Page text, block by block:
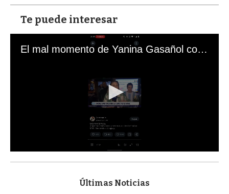
Te puede interesar
El mal momento de Yanina Gasañol con un hincha argentino en "Subrayado"
s
Últimas Noticias